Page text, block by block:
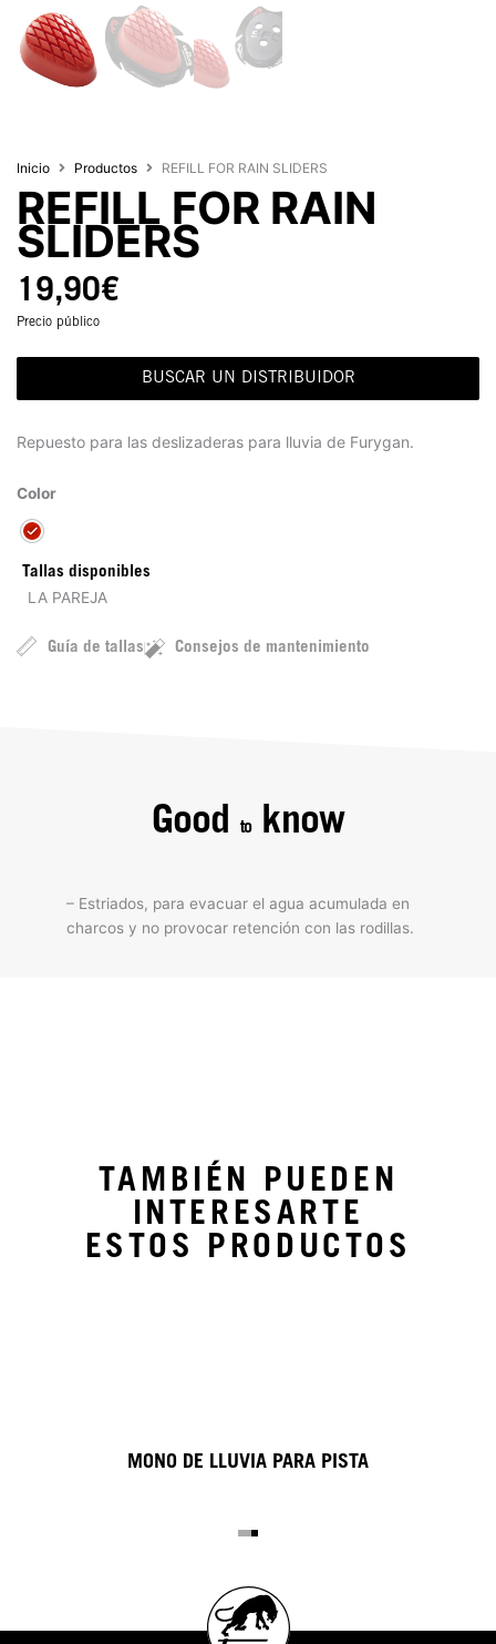
Inicio Productos REFILL FOR RAIN SLIDERS
REFILL FOR RAIN
SLIDERS
19,90€
Precio público
BUSCAR UN DISTRIBUIDOR
Repuesto para las deslizaderas para lluvia de Furygan.
Color
Tallas disponibles
LA PAREJA
Guía de tallas Consejos de mantenimiento
Good toknow
– Estriados, para evacuar el agua acumulada en
charcos y no provocar retención con las rodillas.
TAMBIÉN PUEDEN
INTERESARTE
ESTOS PRODUCTOS
MONO DE LLUVIA PARA PISTA